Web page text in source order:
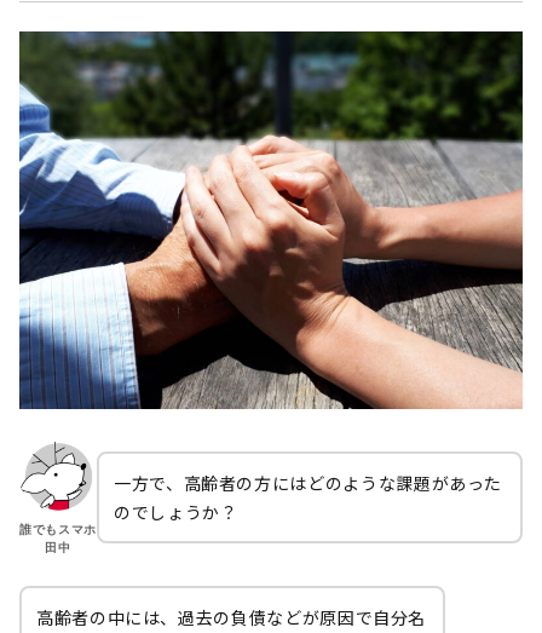
誰でもスマホ
田中
一方で、高齢者の方にはどのような課題があった
のでしょうか？
高齢者の中には、過去の負債などが原因で自分名